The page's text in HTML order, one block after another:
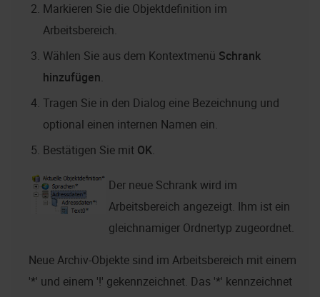
Markieren Sie die Objektdefinition im
Arbeitsbereich.
Wählen Sie aus dem Kontextmenü Schrank
hinzufügen.
Tragen Sie in den Dialog eine Bezeichnung und
optional einen internen Namen ein.
Bestätigen Sie mit OK.
Der neue Schrank wird im
Arbeitsbereich angezeigt. Ihm ist ein
gleichnamiger Ordnertyp zugeordnet.
Neue Archiv-Objekte sind im Arbeitsbereich mit einem
'*' und einem '!' gekennzeichnet. Das '*' kennzeichnet